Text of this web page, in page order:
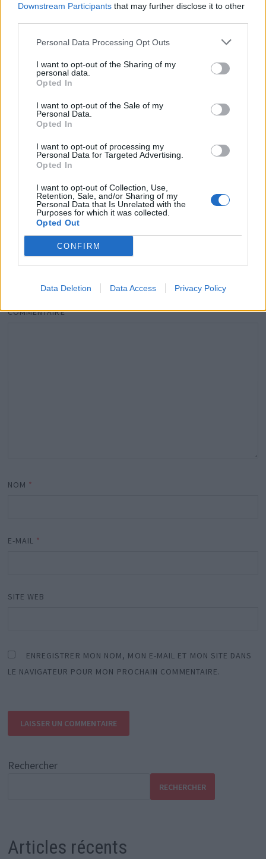
Downstream Participants that may further disclose it to other
Personal Data Processing Opt Outs
I want to opt-out of the Sharing of my
personal data.
Opted In
I want to opt-out of the Sale of my
Personal Data.
Opted In
I want to opt-out of processing my
Personal Data for Targeted Advertising.
Opted In
I want to opt-out of Collection, Use,
Retention, Sale, and/or Sharing of my
Personal Data that Is Unrelated with the
Purposes for which it was collected.
Opted Out
CONFIRM
Data Deletion Data Access Privacy Policy
combien ça coûte de manger dans son restaurant
lyonnais ?
12 juin 2026
Laisser un commentaire
Votre adresse e-mail ne sera pas publiée.Les champs
obligatoires sont indiqués avec*
COMMENTAIRE*
NOM *
E-MAIL *
SITE WEB
ENREGISTRER MON NOM, MON E-MAIL ET MON SITE DANS
LE NAVIGATEUR POUR MON PROCHAIN COMMENTAIRE.
Rechercher
RECHERCHER
Articles récents